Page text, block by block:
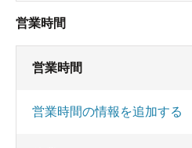
営業時間
営業時間
営業時間の情報を追加する